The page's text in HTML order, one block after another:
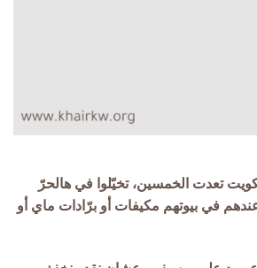
تعدت الخمسين، تخيّلوا في هالحرّ
في بيوتهم مكيفات أو برّادات ماي أو